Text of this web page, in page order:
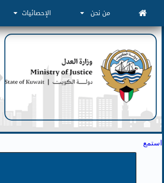
من نحن الإحصائيات
استمع